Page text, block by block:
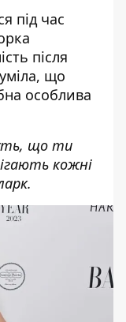
під час
після
що
особлива
що ти
кожні
.